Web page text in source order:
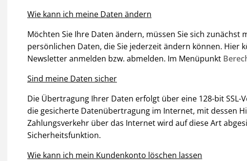
Wie kann ich meine Daten ändern
Möchten Sie Ihre Daten ändern, müssen Sie sich zunächst
persönlichen Daten, die Sie jederzeit ändern können. Hier
Newsletter anmelden bzw. abmelden. Im Menüpunkt
Sind meine Daten sicher
Die Übertragung Ihrer Daten erfolgt über eine 128-bit
die gesicherte Datenübertragung im Internet, mit dessen
Zahlungsverkehr über das Internet wird auf diese Art
Sicherheitsfunktion.
Wie kann ich mein Kundenkonto löschen lassen